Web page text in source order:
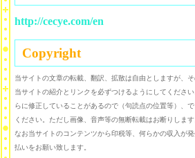
http://cecye.com/en
Copyright
当サイトの文章の転載、翻訳、拡散は自由としますが、
当サイトの紹介とリンクを必ずつけるようにしてくださ
らに修正していることがあるので（句読点の位置等）、
ください。ただし画像、音声等の無断転載はお断りします
なお当サイトのコンテンツから印税等、何らかの収入が
払いをお願い致します。